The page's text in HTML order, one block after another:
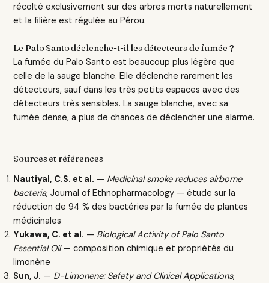
récolté exclusivement sur des arbres morts naturellement
et la filière est régulée au Pérou.
Le Palo Santo déclenche-t-il les détecteurs de fumée ?
La fumée du Palo Santo est beaucoup plus légère que
celle de la sauge blanche. Elle déclenche rarement les
détecteurs, sauf dans les très petits espaces avec des
détecteurs très sensibles. La sauge blanche, avec sa
fumée dense, a plus de chances de déclencher une alarme.
Sources et références
Nautiyal, C.S. et al. — Medicinal smoke reduces airborne
bacteria, Journal of Ethnopharmacology — étude sur la
réduction de 94 % des bactéries par la fumée de plantes
médicinales
Yukawa, C. et al. — Biological Activity of Palo Santo
Essential Oil— composition chimique et propriétés du
limonène
Sun, J. — D-Limonene: Safety and Clinical Applications,